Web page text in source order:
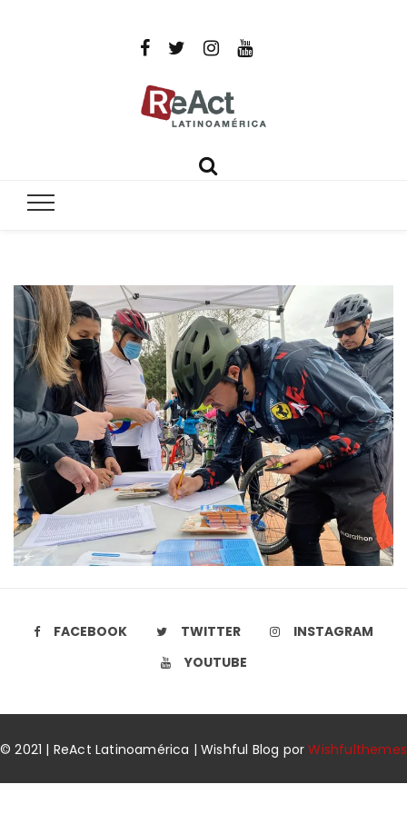
Por un mundo libre de infecciones intratables
FACEBOOK TWITTER
INSTAGRAM
YOUTUBE
© 2021 | ReAct Latinoamérica | Wishful Blog porWishfulthemes